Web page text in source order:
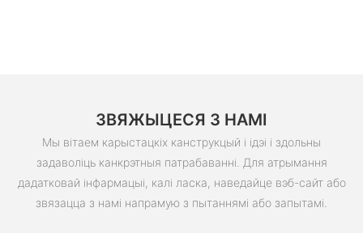
ЗВЯЖЫЦЕСЯ З НАМІ
Мы вітаем карыстацкіх канструкцый і ідэі і здольны
задаволіць канкрэтныя патрабаванні. Для атрымання
дадатковай інфармацыі, калі ласка, наведайце вэб-сайт або
звязацца з намі напрамую з пытаннямі або запытамі.